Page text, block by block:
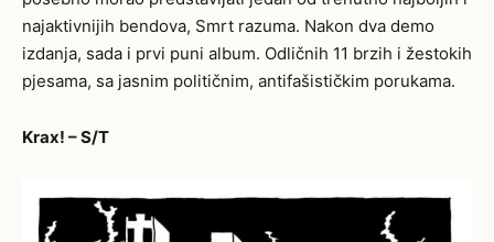
najaktivnijih bendova, Smrt razuma. Nakon dva demo
izdanja, sada i prvi puni album. Odličnih 11 brzih i žestokih
pjesama, sa jasnim političnim, antifašističkim porukama.
Krax! – S/T